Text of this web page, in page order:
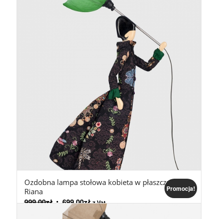
Ozdobna lampa stołowa kobieta w płaszczu
Riana
999,00zł 699,00zł z Vat
Promocja!